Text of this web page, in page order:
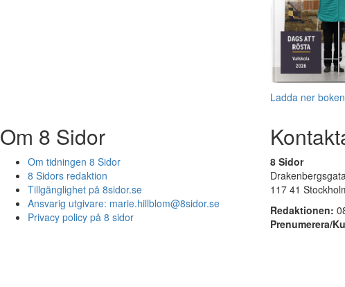
Ladda ner boken
Om 8 Sidor
Om tidningen 8 Sidor
8 Sidors redaktion
Tillgänglighet på 8sidor.se
Ansvarig utgivare: marie.hillblom@8sidor.se
Privacy policy på 8 sidor
8 Sidor
117 41
Redaktionen:
Prenumerera/